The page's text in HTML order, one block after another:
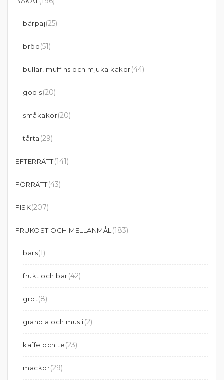
bärpaj(25)
bröd(51)
bullar, muffins och mjuka kakor(44)
godis(20)
småkakor(20)
tårta (29)
EFTERRÄTT(141)
FÖRRÄTT(43)
FISK(207)
FRUKOST OCH MELLANMÅL (183)
bars(1)
frukt och bär(42)
gröt(8)
granola och musli(2)
kaffe och te(23)
mackor(29)